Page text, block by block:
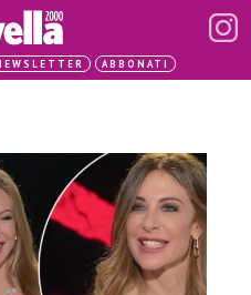
ABBONATI